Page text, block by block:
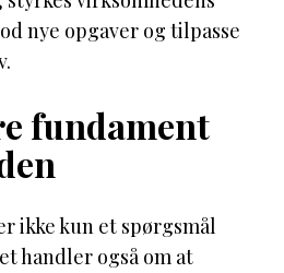
nye opgaver og tilpasse
fundament
ikke kun et spørgsmål
handler også om at